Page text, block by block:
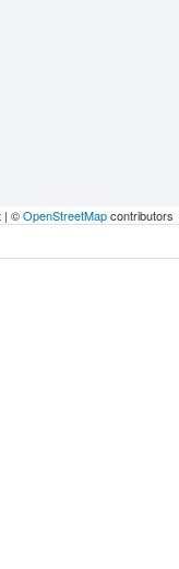
| ©OpenStreetMapcontributors